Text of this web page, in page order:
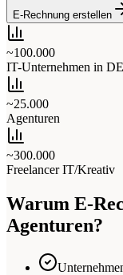
E-Rechnung erstellen
~100.000
IT-Unternehmen in DE
~25.000
Agenturen
~300.000
Freelancer IT/Kreativ
Warum E-
Agenturen?